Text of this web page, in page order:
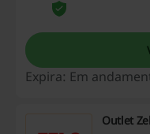
Expira: Em
Outlet